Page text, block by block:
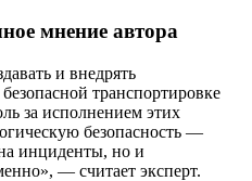
мнение автора
и внедрять
транспортировке
за исполнением этих
безопасность —
инциденты, но и
— считает эксперт.